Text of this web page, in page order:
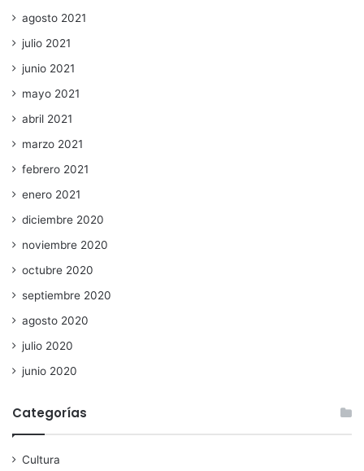
agosto 2021
julio 2021
junio 2021
mayo 2021
abril 2021
marzo 2021
febrero 2021
enero 2021
diciembre 2020
noviembre 2020
octubre 2020
septiembre 2020
agosto 2020
julio 2020
junio 2020
Categorías
Cultura